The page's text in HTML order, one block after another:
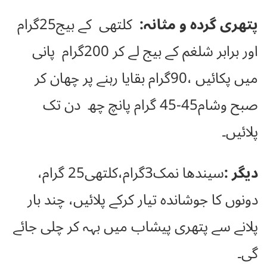
پتھری گردہ و مثانہ:
کلتھی کے بیج25گرام
اور برابر شلغم کے بیج لے کر 200گرام پانی
میں پکائیں ،90گرام بقایا رہنے پر چھان کر
صبح وشام45-45 گرام پانچ چھ دن تک
پلائیں۔
دیگر :
سیندھا نمک3گرام،کلتھی25 گرام،
دونوں کا جوشاندہ تیار کرکے پلائیں، چند بار
پلانے سے پتھری پیشاب میں بہہ کر چلی جائے
گی۔